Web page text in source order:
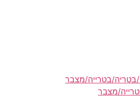
בטריה/בטרייה/מצבר
מצבר